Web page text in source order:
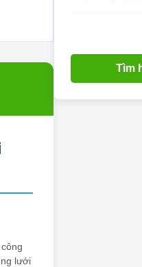
lưới
Tìm